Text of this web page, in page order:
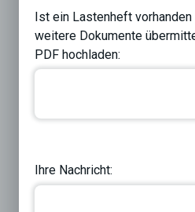
Ist ein Lastenheft
weitere Dokumente
PDF hochladen:
Ihre Nachricht: